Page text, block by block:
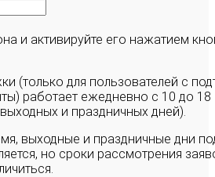
и активируйте его нажатием
(только для пользователей с
работает ежедневно с 10 до
и праздничных дней).
выходные и праздничные дни
но сроки рассмотрения